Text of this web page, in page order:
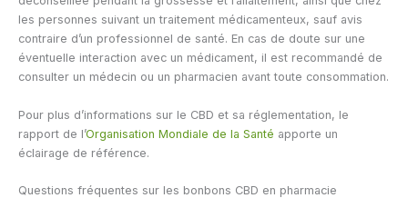
les personnes suivant un traitement médicamenteux, sauf avis
contraire d’un professionnel de santé. En cas de doute sur une
éventuelle interaction avec un médicament, il est recommandé de
consulter un médecin ou un pharmacien avant toute consommation.
Pour plus d’informations sur le CBD et sa réglementation, le
rapport de l’Organisation Mondiale de la Santé apporte un
éclairage de référence.
Questions fréquentes sur les bonbons CBD en pharmacie